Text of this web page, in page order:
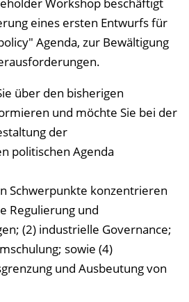
n
i
n
n
e
eines ersten Entwurfs für
Agenda, zur Bewältigung
über den bisherigen
und möchte Sie bei der
der
politischen Agenda
Schwerpunkte konzentrieren
Regulierung und
(2) industrielle Governance;
sowie (4)
und Ausbeutung von